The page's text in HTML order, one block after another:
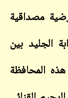
مصداقية
الجليد بين
المحافظة